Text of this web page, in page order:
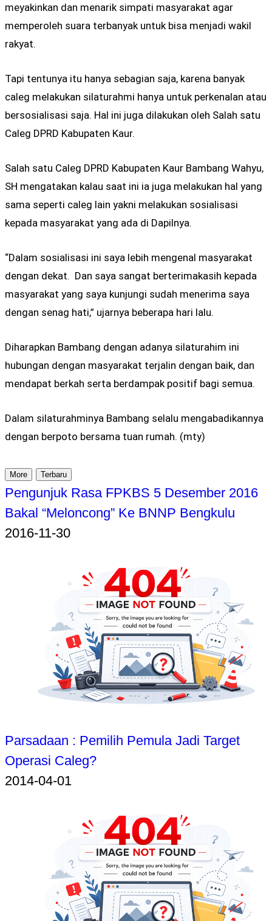
meyakinkan dan menarik simpati masyarakat agar
memperoleh suara terbanyak untuk bisa menjadi wakil
rakyat.
Tapi tentunya itu hanya sebagian saja, karena banyak
caleg melakukan silaturahmi hanya untuk perkenalan atau
bersosialisasi saja. Hal ini juga dilakukan oleh Salah satu
Caleg DPRD Kabupaten Kaur.
Salah satu Caleg DPRD Kabupaten Kaur Bambang Wahyu,
SH mengatakan kalau saat ini ia juga melakukan hal yang
sama seperti caleg lain yakni melakukan sosialisasi
kepada masyarakat yang ada di Dapilnya.
“Dalam sosialisasi ini saya lebih mengenal masyarakat
dengan dekat. Dan saya sangat berterimakasih kepada
masyarakat yang saya kunjungi sudah menerima saya
dengan senag hati,” ujarnya beberapa hari lalu.
Diharapkan Bambang dengan adanya silaturahim ini
hubungan dengan masyarakat terjalin dengan baik, dan
mendapat berkah serta berdampak positif bagi semua.
Dalam silaturahminya Bambang selalu mengabadikannya
dengan berpoto bersama tuan rumah. (mty)
More Terbaru
Pengunjuk Rasa FPKBS 5 Desember 2016
Bakal “Meloncong” Ke BNNP Bengkulu
2016-11-30
Parsadaan : Pemilih Pemula Jadi Target
Operasi Caleg?
2014-04-01